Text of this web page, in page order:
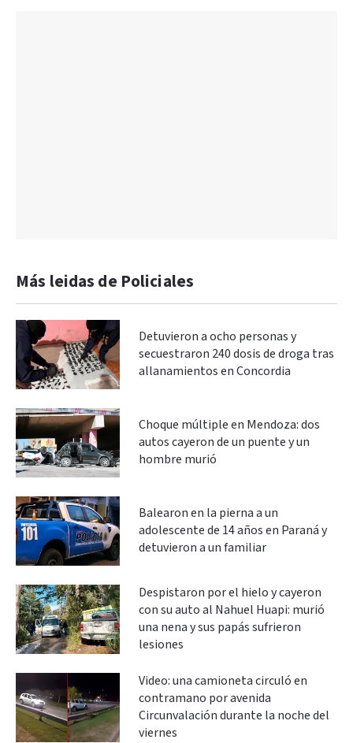
Más leidas de Policiales
Detuvieron a ocho personas y
secuestraron 240 dosis de droga tras
allanamientos en Concordia
Choque múltiple en Mendoza: dos
autos cayeron de un puente y un
hombre murió
Balearon en la pierna a un
adolescente de 14 años en Paraná y
detuvieron a un familiar
Despistaron por el hielo y cayeron
con su auto al Nahuel Huapi: murió
una nena y sus papás sufrieron
lesiones
Video: una camioneta circuló en
contramano por avenida
Circunvalación durante la noche del
viernes